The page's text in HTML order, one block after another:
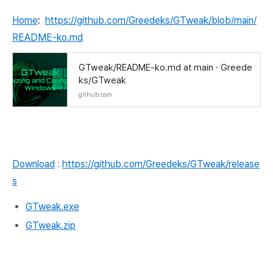
Home: https://github.com/Greedeks/GTweak/blob/main/
README-ko.md
GTweak/README-ko.md at main · Greede
ks/GTweak
github.com
Download : https://github.com/Greedeks/GTweak/release
s
GTweak.exe
GTweak.zip